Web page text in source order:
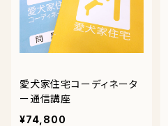
愛犬家住宅コーディネータ
ー通信講座
¥74,800